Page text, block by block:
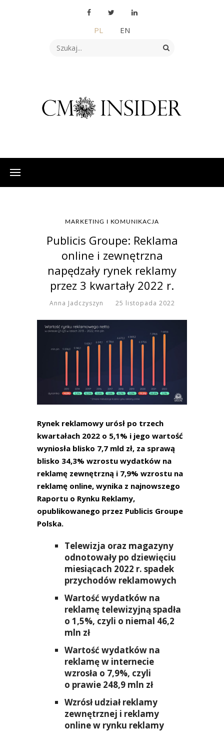
PL EN
MARKETING I KOMUNIKACJA
Publicis Groupe: Reklama
online i zewnętrzna
napędzały rynek reklamy
przez 3 kwartały 2022 r.
Anna Jadczyszyn 25 listopada 2022
Rynek reklamowy urósł po trzech
kwartałach 2022 o 5,1% i jego wartość
wyniosła blisko 7,7 mld zł, za sprawą
blisko 34,3% wzrostu wydatków na
reklamę zewnętrzną i 7,9% wzrostu na
reklamę online, wynika z najnowszego
Raportu o Rynku Reklamy,
opublikowanego przez Publicis Groupe
Polska.
Telewizja oraz magazyny
odnotowały po dziewięciu
miesiącach 2022 r. spadek
przychodów reklamowych
Wartość wydatków na
reklamę telewizyjną spadła
o 1,5%, czyli o niemal 46,2
mln zł
Wartość wydatków na
reklamę w internecie
wzrosła o 7,9%, czyli
o prawie 248,9 mln zł
Wzrósł udział reklamy
zewnętrznej i reklamy
online w rynku reklamy